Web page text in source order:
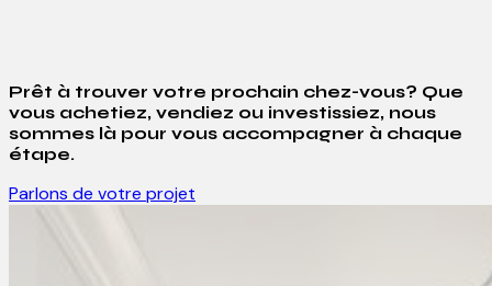
Prêt à trouver votre prochain chez-vous? Que
vous achetiez, vendiez ou investissiez, nous
sommes là pour vous accompagner à chaque
étape.
Parlons de votre projet